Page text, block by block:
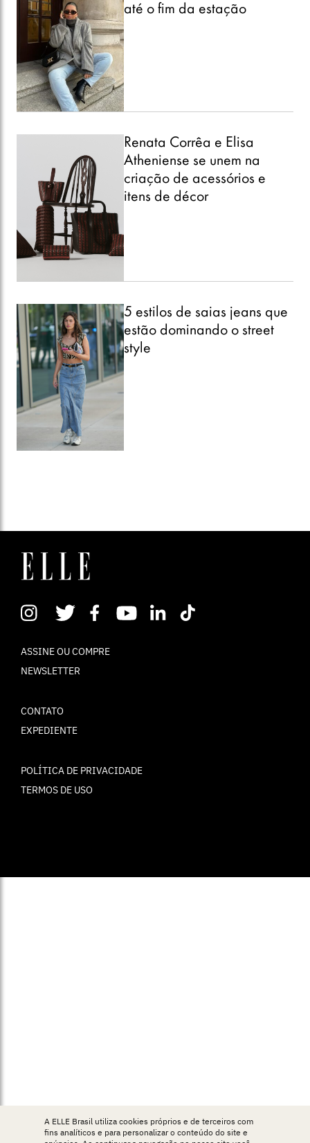
até o fim da estação
Renata Corrêa e Elisa
Atheniense se unem na
criação de acessórios e
itens de décor
5 estilos de saias jeans que
estão dominando o street
style
ASSINE OU COMPRE
NEWSLETTER
CONTATO
EXPEDIENTE
POLÍTICA DE PRIVACIDADE
TERMOS DE USO
A ELLE Brasil utiliza cookies próprios e de terceiros com
fins analíticos e para personalizar o conteúdo do site e